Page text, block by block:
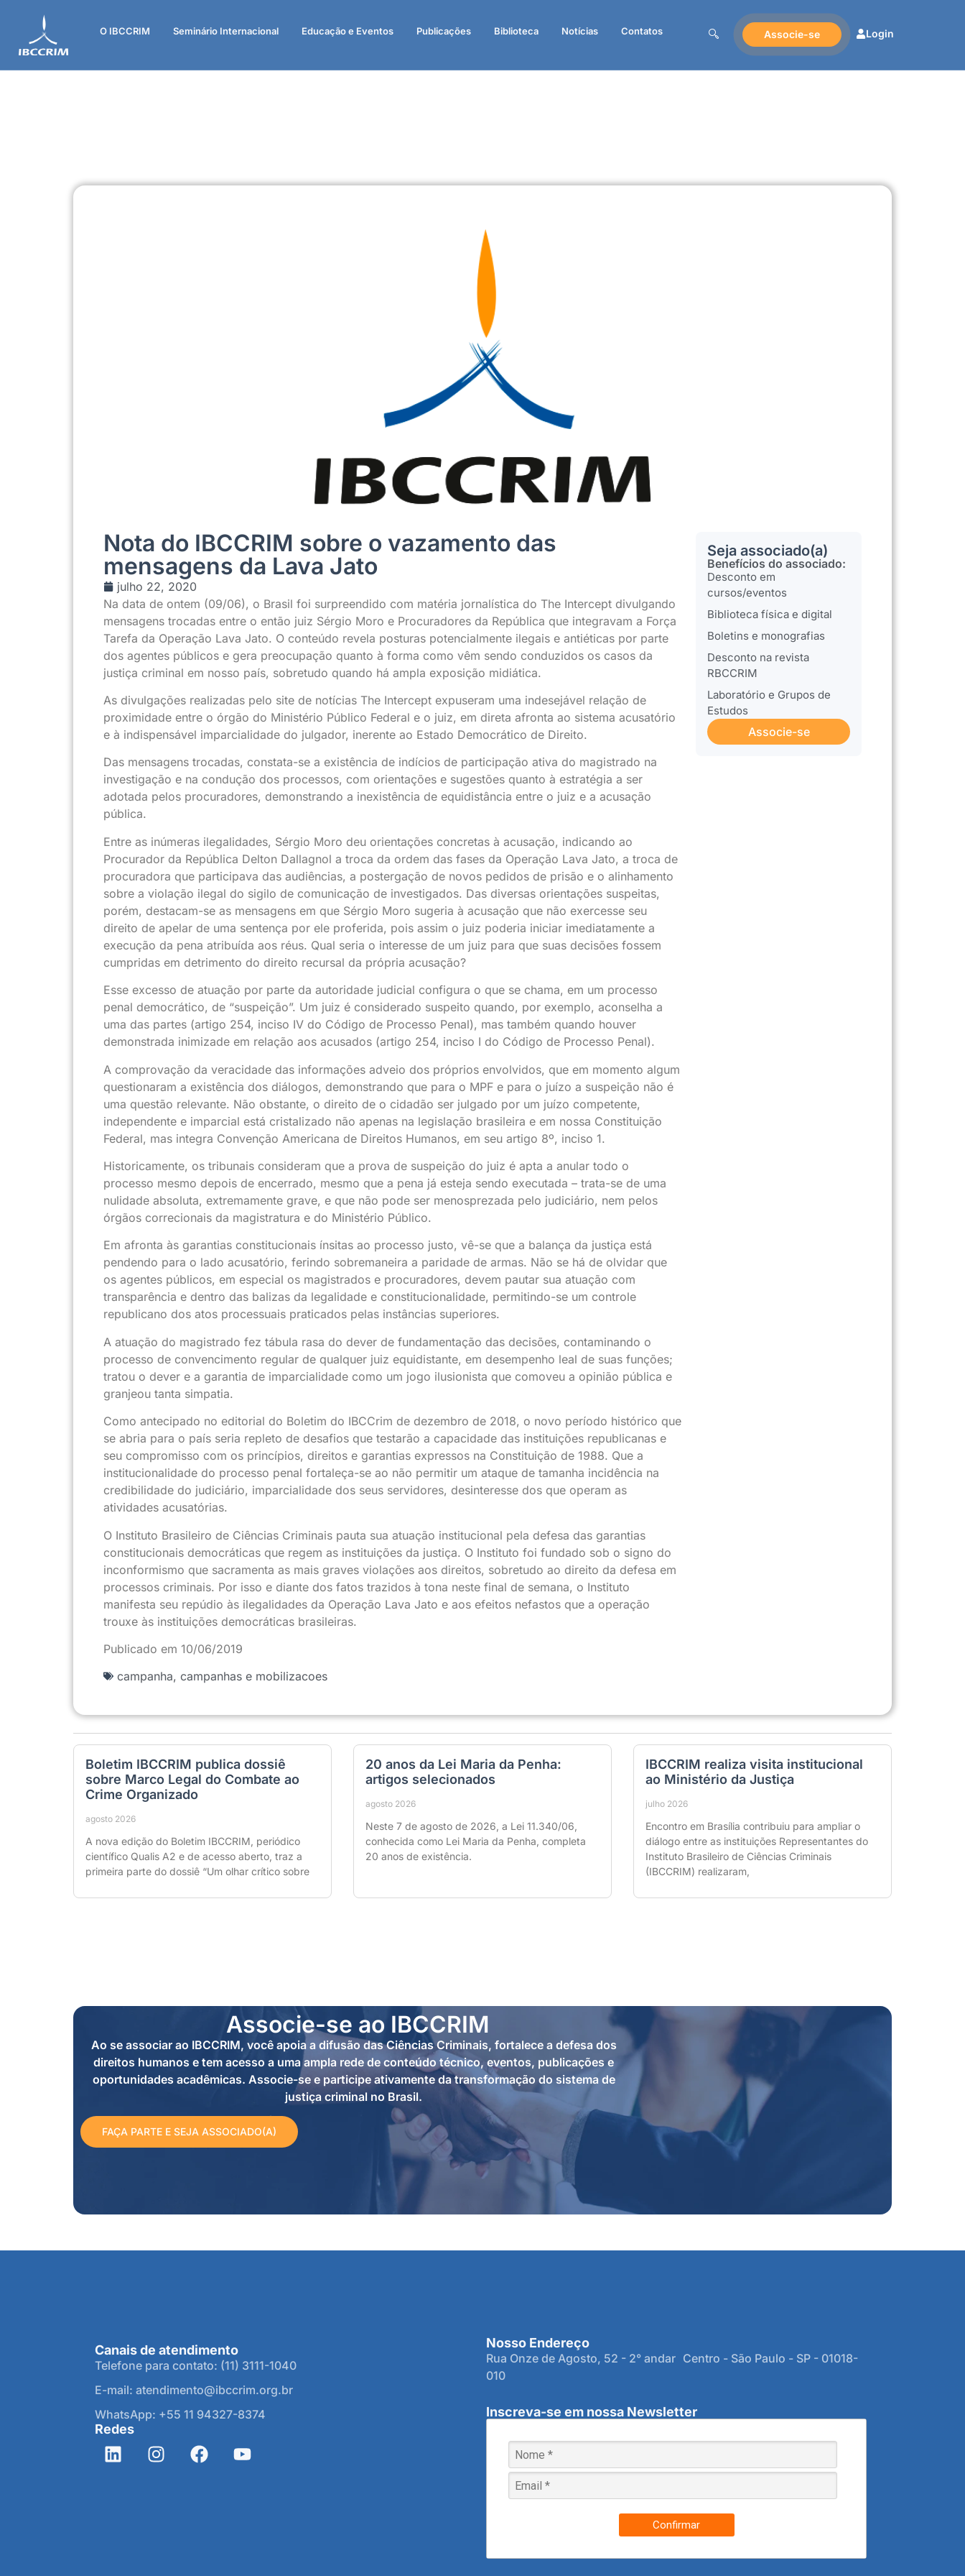
O IBCCRIM Seminário Internacional Educação e Eventos Publicações Biblioteca Notícias Contatos Associe-se Login
Nota do IBCCRIM sobre o vazamento das
mensagens da Lava Jato
julho 22, 2020
Na data de ontem (09/06), o Brasil foi surpreendido com matéria jornalística do The Intercept divulgando
mensagens trocadas entre o então juiz Sérgio Moro e Procuradores da República que integravam a Força
Tarefa da Operação Lava Jato. O conteúdo revela posturas potencialmente ilegais e antiéticas por parte
dos agentes públicos e gera preocupação quanto à forma como vêm sendo conduzidos os casos da
justiça criminal em nosso país, sobretudo quando há ampla exposição midiática.
As divulgações realizadas pelo site de notícias The Intercept expuseram uma indesejável relação de
proximidade entre o órgão do Ministério Público Federal e o juiz, em direta afronta ao sistema acusatório
e à indispensável imparcialidade do julgador, inerente ao Estado Democrático de Direito.
Das mensagens trocadas, constata-se a existência de indícios de participação ativa do magistrado na
investigação e na condução dos processos, com orientações e sugestões quanto à estratégia a ser
adotada pelos procuradores, demonstrando a inexistência de equidistância entre o juiz e a acusação
pública.
Entre as inúmeras ilegalidades, Sérgio Moro deu orientações concretas à acusação, indicando ao
Procurador da República Delton Dallagnol a troca da ordem das fases da Operação Lava Jato, a troca de
procuradora que participava das audiências, a postergação de novos pedidos de prisão e o alinhamento
sobre a violação ilegal do sigilo de comunicação de investigados. Das diversas orientações suspeitas,
porém, destacam-se as mensagens em que Sérgio Moro sugeria à acusação que não exercesse seu
direito de apelar de uma sentença por ele proferida, pois assim o juiz poderia iniciar imediatamente a
execução da pena atribuída aos réus. Qual seria o interesse de um juiz para que suas decisões fossem
cumpridas em detrimento do direito recursal da própria acusação?
Esse excesso de atuação por parte da autoridade judicial configura o que se chama, em um processo
penal democrático, de “suspeição”. Um juiz é considerado suspeito quando, por exemplo, aconselha a
uma das partes (artigo 254, inciso IV do Código de Processo Penal), mas também quando houver
demonstrada inimizade em relação aos acusados (artigo 254, inciso I do Código de Processo Penal).
A comprovação da veracidade das informações adveio dos próprios envolvidos, que em momento algum
questionaram a existência dos diálogos, demonstrando que para o MPF e para o juízo a suspeição não é
uma questão relevante. Não obstante, o direito de o cidadão ser julgado por um juízo competente,
independente e imparcial está cristalizado não apenas na legislação brasileira e em nossa Constituição
Federal, mas integra Convenção Americana de Direitos Humanos, em seu artigo 8º, inciso 1.
Historicamente, os tribunais consideram que a prova de suspeição do juiz é apta a anular todo o
processo mesmo depois de encerrado, mesmo que a pena já esteja sendo executada – trata-se de uma
nulidade absoluta, extremamente grave, e que não pode ser menosprezada pelo judiciário, nem pelos
órgãos correcionais da magistratura e do Ministério Público.
Em afronta às garantias constitucionais ínsitas ao processo justo, vê-se que a balança da justiça está
pendendo para o lado acusatório, ferindo sobremaneira a paridade de armas. Não se há de olvidar que
os agentes públicos, em especial os magistrados e procuradores, devem pautar sua atuação com
transparência e dentro das balizas da legalidade e constitucionalidade, permitindo-se um controle
republicano dos atos processuais praticados pelas instâncias superiores.
A atuação do magistrado fez tábula rasa do dever de fundamentação das decisões, contaminando o
processo de convencimento regular de qualquer juiz equidistante, em desempenho leal de suas funções;
tratou o dever e a garantia de imparcialidade como um jogo ilusionista que comoveu a opinião pública e
granjeou tanta simpatia.
Como antecipado no editorial do Boletim do IBCCrim de dezembro de 2018, o novo período histórico que
se abria para o país seria repleto de desafios que testarão a capacidade das instituições republicanas e
seu compromisso com os princípios, direitos e garantias expressos na Constituição de 1988. Que a
institucionalidade do processo penal fortaleça-se ao não permitir um ataque de tamanha incidência na
credibilidade do judiciário, imparcialidade dos seus servidores, desinteresse dos que operam as
atividades acusatórias.
O Instituto Brasileiro de Ciências Criminais pauta sua atuação institucional pela defesa das garantias
constitucionais democráticas que regem as instituições da justiça. O Instituto foi fundado sob o signo do
inconformismo que sacramenta as mais graves violações aos direitos, sobretudo ao direito da defesa em
processos criminais. Por isso e diante dos fatos trazidos à tona neste final de semana, o Instituto
manifesta seu repúdio às ilegalidades da Operação Lava Jato e aos efeitos nefastos que a operação
trouxe às instituições democráticas brasileiras.
Publicado em 10/06/2019
campanha, campanhas e mobilizacoes
Seja associado(a)
Benefícios do associado:
Desconto em
cursos/eventos
Biblioteca física e digital
Boletins e monografias
Desconto na revista
RBCCRIM
Laboratório e Grupos de
Estudos
Associe-se
Boletim IBCCRIM publica dossiê
sobre Marco Legal do Combate ao
Crime Organizado
agosto 2026
A nova edição do Boletim IBCCRIM, periódico
científico Qualis A2 e de acesso aberto, traz a
primeira parte do dossiê “Um olhar crítico sobre
20 anos da Lei Maria da Penha:
artigos selecionados
agosto 2026
Neste 7 de agosto de 2026, a Lei 11.340/06,
conhecida como Lei Maria da Penha, completa
20 anos de existência.
IBCCRIM realiza visita institucional
ao Ministério da Justiça
julho 2026
Encontro em Brasília contribuiu para ampliar o
diálogo entre as instituições Representantes do
Instituto Brasileiro de Ciências Criminais
(IBCCRIM) realizaram,
Associe-se ao IBCCRIM
Ao se associar ao IBCCRIM, você apoia a difusão das Ciências Criminais, fortalece a defesa dos
direitos humanos e tem acesso a uma ampla rede de conteúdo técnico, eventos, publicações e
oportunidades acadêmicas. Associe-se e participe ativamente da transformação do sistema de
justiça criminal no Brasil.
FAÇA PARTE E SEJA ASSOCIADO(A)
Canais de atendimento
Telefone para contato: (11) 3111-1040
E-mail: atendimento@ibccrim.org.br
WhatsApp: +55 11 94327-8374
Redes
Nosso Endereço
Rua Onze de Agosto, 52 - 2° andar Centro - São Paulo - SP - 01018-
010
Inscreva-se em nossa Newsletter
Confirmar